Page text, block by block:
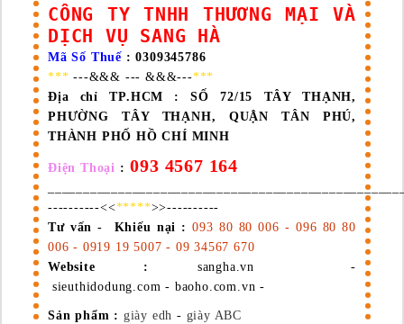
CÔNG TY TNHH THƯƠNG MẠI VÀ
DỊCH VỤ SANG HÀ
Mã Số Thuế : 0309345786
*** ---&&& --- &&&---***
Địa chỉ TP.HCM :
SỐ 72/15 TÂY THẠNH,
PHƯỜNG TÂY THẠNH, QUẬN TÂN PHÚ,
THÀNH PHỐ HỒ CHÍ MINH
Điện Thoại : 093 4567 164
----------<<*****>>----------
Tư vấn - Khiếu nại : 093 80 80 006 - 096 80 80
006 - 0919 19 5007 - 09 34567 670
Website :
sangha.vn -
sieuthidodung.com - baoho.com.vn -
Sản phẩm : giày edh - giày ABC